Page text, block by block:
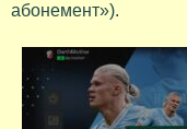
абонемент»).